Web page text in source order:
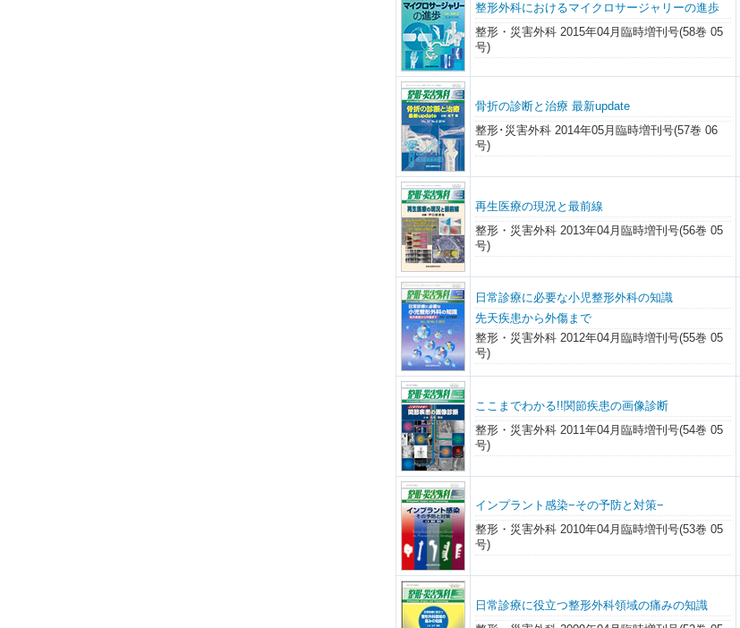
整形外科におけるマイクロサージャリーの進歩
整形・災害外科 2015年04月臨時増刊号(58巻 05
号)
骨折の診断と治療 最新update
整形･災害外科 2014年05月臨時増刊号(57巻 06
号)
再生医療の現況と最前線
整形・災害外科 2013年04月臨時増刊号(56巻 05
号)
日常診療に必要な小児整形外科の知識
先天疾患から外傷まで
整形・災害外科 2012年04月臨時増刊号(55巻 05
号)
ここまでわかる!!関節疾患の画像診断
整形・災害外科 2011年04月臨時増刊号(54巻 05
号)
インプラント感染−その予防と対策−
整形・災害外科 2010年04月臨時増刊号(53巻 05
号)
日常診療に役立つ整形外科領域の痛みの知識